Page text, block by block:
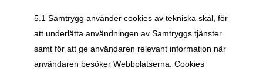
5.1 Samtrygg använder cookies av tekniska skäl, för
att underlätta användningen av Samtryggs tjänster
samt för att ge användaren relevant information när
användaren besöker Webbplatserna. Cookies